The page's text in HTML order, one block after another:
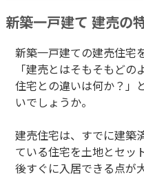
新築一戸建て 建売の
新築一戸建ての建売住宅
「建売とはそもそもど
住宅との違いは何か？」
いでしょうか。
建売住宅は、すでに建築
ている住宅を土地とセッ
後すぐに入居できる点が